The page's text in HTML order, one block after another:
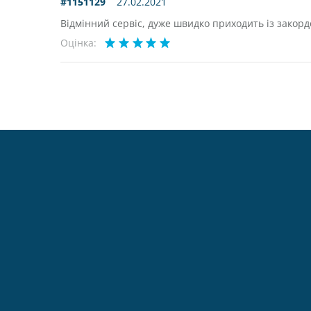
Відмінний сервіс, дуже швидко приходить із
Оцінка: